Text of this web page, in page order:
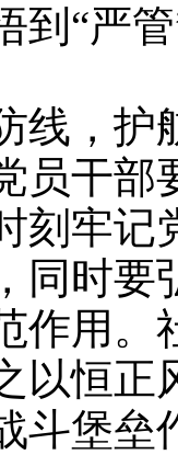
到“严
，护
员干部
刻牢记
同时要
作用。
以恒正
斗堡垒